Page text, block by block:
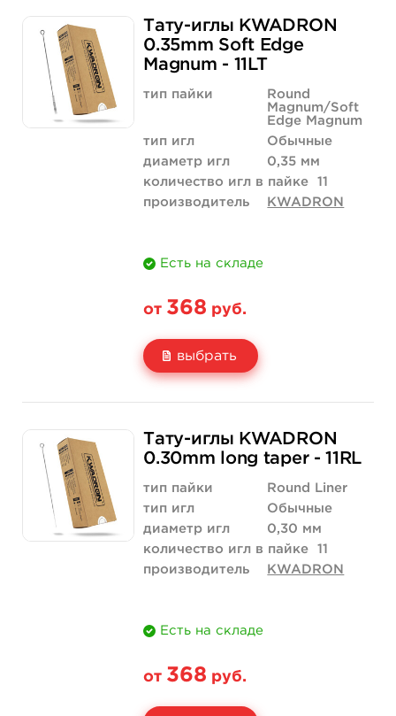
Цена
Количество
210 руб.
купить
Тату-иглы KWADRON
0.35mm Soft Edge
Magnum - 11LT
тип пайки
Round
Magnum/Soft
Edge Magnum
тип игл
Обычные
диаметр игл
0,35 мм
количество игл в пайке
11
производитель
KWADRON
Есть на складе
от 368 руб.
выбрать
Цена
Количество
368 руб.
купить
3 500 руб.
купить
Тату-иглы KWADRON
0.30mm long taper - 11RL
тип пайки
Round Liner
тип игл
Обычные
диаметр игл
0,30 мм
количество игл в пайке
11
производитель
KWADRON
Есть на складе
от 368 руб.